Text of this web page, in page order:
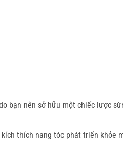
bạn nên sở hữu một chiếc lược
thích nang tóc phát triển khỏe